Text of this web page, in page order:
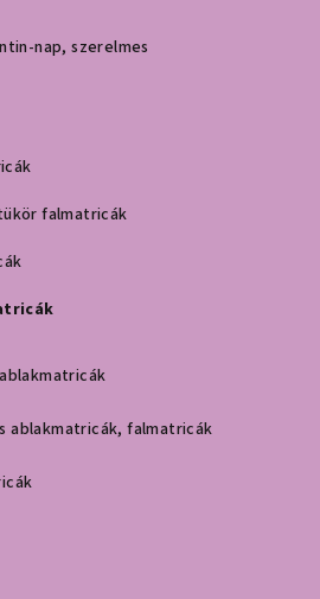
nap, szerelmes
falmatricák
ablakmatricák, falmatricák